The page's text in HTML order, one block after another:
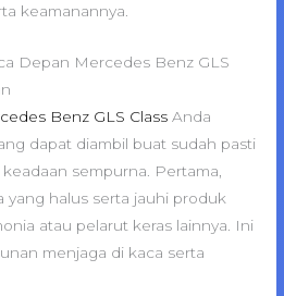
keamanannya.
Depan Mercedes Benz GLS
Benz GLS Class Anda
dapat diambil buat sudah pasti
sempurna. Pertama,
yang halus serta jauhi produk
atau pelarut keras lainnya. Ini
menjaga di kaca serta